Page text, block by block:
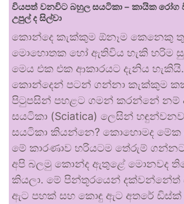
වියපත් වනවිට බහුල සයටිකා – කායික
උපුල් ද සිල්වා
කොන්දෙ කැක්කුම ඕනෑම කෙනෙකු
මොහොතක හෝ ඇතිවිය හැකි හරිම
මෙය එක එක ආකාරයට දැනිය
කොන්දෙන් පටන් ගන්නා කැක්කුම
පිටුපසින් පහළට ගමන් කරන්නේ නම්
සයටිකා (Sciatica) ලෙසින්
සයටිකා කියන්නෙ? කොහොමද
මේ කාරණාව හරියටම තේරුම්
අපි බලමු කොන්ද ඇතුළේ මොනවද
කියලා. මේ පින්තූරයෙන් දක්වන්නේත්
ඇට පහක් සහ කොඳු ඇට අතරේ ඩිස්ක්